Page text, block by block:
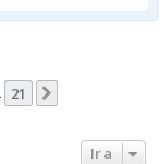
21
Ir a